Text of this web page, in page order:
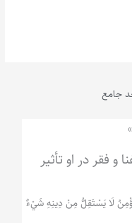
جامع
فقر در او تأثیر
لَا يَسْتَقِلُّ مِنْ دِينِهِ شَيْ‌ءٌ